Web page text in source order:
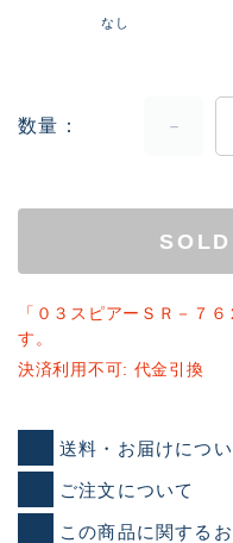
なし
数量
「０３スピアーＳＲ－７
す。
決済利用不可: 代金引換
送料・お届けについ
ご注文について
この商品に関する